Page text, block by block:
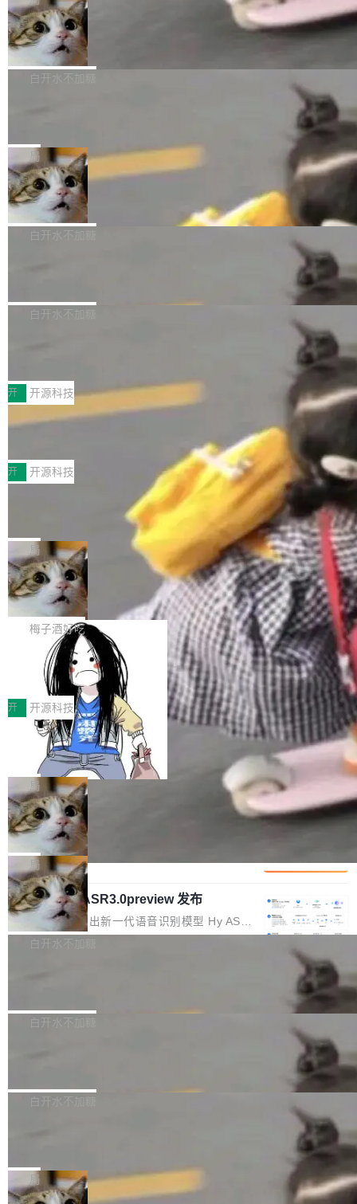
l 迁移或唤醒时，新宿主从 S3 恢复 SQLite 数据
库继续执行。存储库是持久化的唯一真相...
te 17 Pro、OPPO K15，要么是vivo X300 E这
样的次旗舰。 Galaxy Z Fold8 Ultra / Z Fold8 /
Z Flip8三款折叠屏新机均在7月22日发布，且全
部搭载骁龙8 Elite Gen5 for Galaxy，它们本该
本控制系统。目前处于 Early Access 阶段。 De
ltaDB 的核心思路直接写在 landing page 最显
眼的位置：「Software is made between com
mits」——软件是在 commit 之间写出来的。git
是把这段空隙补上。 回退到任何一次编辑：Delt
aDB 捕获 commit 之间的每一次操作，...
SpaceXAI 单季资本开支达 183 亿美元
根据风险投资人Tomer Tunguz 博客（VC 分
析）披露的最新分析与第二季度业绩报告，Spac
微软同期总资本开支的四成。 与亚马逊、Alpha
bet、微软以及 Meta 等传统科技巨头相比，Spa
ceXAI的资金消耗速度尤为引人瞩目。然而，支
撑庞大支出的资金来源却呈现出截然不同的面
貌。数据显示，微软和 Meta 主要依托充沛的经
白开水不加糖
一个在终端里运行的编程 agent；Muse Spark
1.2，驱动这个 agent 的新模型。一句话概括：
你可以用 curl -fsSL https://dev.meta.ai/install.
sh | bash 安装一个能在大项目里自动规划、写
代码、验证结果的 AI 终端工具。 据介绍，Muse
个主 agent 循环，外加一组后台 agent。这些后
局
美团开源 LoHoSearch，用知识图谱校
准 AI 能力认知
机器出题的前提，是让机器拥有全局视野。整个
构建流程可以分为四个环节：建图 → 控制难度
白开水不加糖
库，并将作为transport接入Mooncake TENT。
MPComm将作为一种传输引擎接入Mooncake T
ENT，实现零拷贝传输性能提升30%、非零拷贝
传输性能最高提升5倍。UCL-MPComm底层基
于自研UCL-Engine通信引擎，后续腾讯网平将
持续开源更多基于UCL-Engine的高性能通信组
件。 腾讯网平团队在UCL-MPComm中实现了一
个独立于业务线程的全局通信引擎（Engine），
白开水不加糖
型案例入选名单》，深信服“面向企业研发场景的
开源 AI 编程平台 CoStrict 应用”凭借卓越的技术
创新与落地成效成功入选。 全链路私有化部署，
助力企业AI研发安全落地 当前，越来越多企业已
经开始引入 AI Coding 工具，通过调用公有云模
型或企业内部部署模型提升研发效率。但随着 AI
Coding 从个人辅助工具逐步走向团队级、组织
级应用，企业在规模化落地过程中，对安全性、
可控性和代码质量提出了更高要求。 首先是数据
安全与合规要求。对于大多数普通研发场景，公
有云模型能够满足快速试用和效率提升的需求。
但对于金融、能源、医疗等对数据安全要求较...
开 开源科技
深信服AI算力网关入选工信部人工智能
前不久，工业和信息化部正式发布《2025年人工
智能应用典型案例名单》，集中展示人工智能在
各领域的应用成果，覆盖技术底座、行业赋能、
产品应用、支撑保障、专题等五大方向。深信服
AI算力网关（AI创新平台）成功入选！ 随着各行
各业的Agent走向规模化建设，算力构成形态逐
渐丰富，用户关注的重点也在发生变化：不只是
让AI用起来，还要进一步看清混合算力时代下，
Token花在哪里、算力是否被充分利用，以及持
续增长的AI成本该如何优化。 深信服AI算力网关
正是围绕这些实际问题，从Token治理和成本治
理两个方面，让用户的每一份算力都看得清、管
得住、用得稳、省得下、更安全！ 一、从现在开
始，Token使用一目...
开 开源科技
Jeff Dean 离开 Google：一个时代的结
束，一个实验室的开始
Google 员工编号 20。MapReduce 作者之一。
Bigtable 作者之一。TensorFlow 的作者之一。
Gemini 的架构师。Google 首席科学家。 Jeff D
ean 在 Google 工作了 27 年后，宣布离职。 他
不是一个人走。一同离开的还有 Sanjay Ghema
wat（Google 员工编号 23，Jeff Dean 二十多
年的编程搭档，MapReduce 和 Bigtable 的共同
作者）、Quoc Le（Google 大脑核心成员，Se
q2Seq 和 DocAI 的共同发明人）以及 Oriol Vin
yals（Gemini 联合负责人，AlphaSta...
局
🔥 SolonCode v2026.8.4 发布：界面
字体可调、22 种语言、记忆搜索增强
打开终端就能上岗的全中文编码智能体，这一轮
把「看得清、用母语、记得住」三件事一次补
齐。 SolonCode 是什么 SolonCode 是杭州无
耳科技研发的企业级终端编码智能体——一位全
中文驱动的数字员工，自主理解需求、规划步
骤、编写代码。不挑模型、不挑平台，curl 一行
装完即用。 开源地址：Gitee · GitCode · GitHu
b 安装 支持 Java 8+（8~26）、macOS / Linu
x / Windows / Harmony PC。 # macOS / Linu
x / Harmony PC curl -fsSL https://solon.noea
r.org/solon...
梅子酒好吃
让“代码语义理解”深度释放AI Coding
价值潜能：华为云码道（CodeArts）
代码仓技术解析
一、代码仓深度理解技术的作用与价值 在软件工
程实践中，代码仓是企业核心知识资产的主要载
体。企业级代码仓库通常包含数十万乃至数百万
个文件，其规模远超单次模型调用可承载的上下
文窗口。随着项目规模的持续扩张与代码历史的
不断累积，代码仓中的模块关系、接口契约、业
务逻辑等关键信息往往分散于数十乃至数百个文
件之中，形成高度复杂的知识关联网络。传统的
代码检索手段（如关键词匹配、目录遍历）仅能
在语法层面完成文本定位，难以触及代码的语义
内涵与结构关联，导致开发者使用代码智能体在
理解大规模代码仓时面临显著"代码仓理解"瓶
颈。 代码仓深度理解服务（以下简称" CodeBas
e深度理解服务"）是华为云码道（CodeA...
开 开源科技
一条“删库”命令跑 17 小时，算法工程
师删光 89TB 数据只为干私活
最高人民检察院8月4日公布了一起案件：北京一
名90后算法工程师王某，为了给自己接的私活腾
服务器空间，删光了公司AI游戏部门的全部核心
数据。 王某2024年1月入职东城区某科技公司AI
短剧部门，有互联网大厂背景。在公司内部架构
调整期间，部门三次通知全员将数据从A集群迁
移到B集群，王某都回复了"收到"。 他没有迁移
数据。2024年9月3日下午4点，他使用此前登录
的账号密码进入A集群，输入了一条被程序员圈
称为"删库跑路"的命令——最高管理员权限、无
自研的多个文生3D和...
局
Cloudflare 分享推理优化实践：KV ca
che 量化 + 权重压缩，吞吐量提升 4
1%，成本降 30%
Kimi 和 GLM 是当前最强的大模型系列之一，但
它们有一个共同的问题：太吃显存了。月之暗面
的 Kimi K 系列和智谱的 GLM 都是长上下文、M
oE 架构的大模型，好用到让人上瘾，但 GPU 显
存永远不够用。 Cloudflare 的 Workers AI 团队
一直在跑这些模型的推理。他们在官方博客上发
整性保护。效果是：吞吐量提升 41%，每 token
局
腾讯混元 Hy ASR3.0preview 发布
腾讯混元正式推出新一代语音识别模型 Hy ASR
3.0preview。基于最新一代大语言模型 Hy3 的
让语音识别不再只是听清，而是真正听懂。通过
w 不要求标准普通话，方言识别覆盖粤语、吴语
白开水不加糖
新和少量网页兼容性修复版本。 Changes/fixe
容提供的字体时出现的几个问题 为避免音频加
质的最低采样率）的音频格式将被拒绝 修复了 C
SS 圆角虚线样式中可能存在的问题 如果表单中
白开水不加糖
发布的 Release Notes，他利用 AI 工具（如 Co
最强的若干项。对于尚未正式发版的 PG 19，则
通过拉取过去一年内（从 PG 18 Beta1 时间点
白开水不加糖
维护工作一直与我的日常工作、家务、社交生活
和休闲娱乐竞争时间。" 这是 libexpat 维护者 S
局